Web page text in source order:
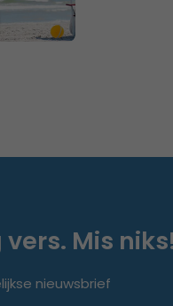
Mis
nieuwsbrief